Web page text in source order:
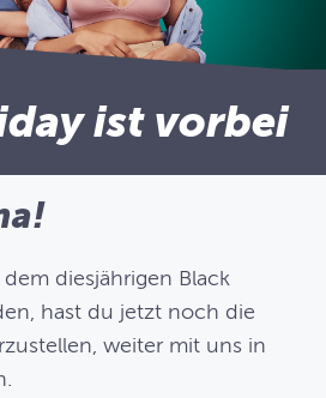
ist vorbei
diesjährigen Black
hast du jetzt noch die
weiter mit uns in